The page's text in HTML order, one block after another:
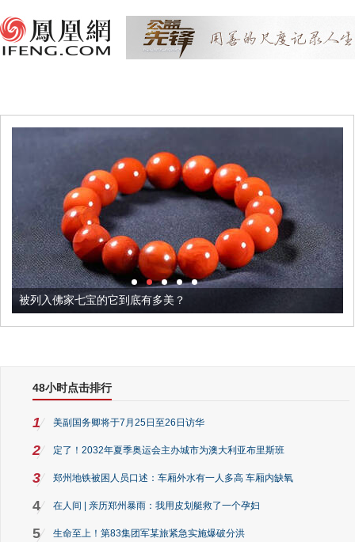
被列入佛家七宝的它到底有多美？
48小时点击排行
1 美副国务卿将于7月25日至26日访华
2 定了！2032年夏季奥运会主办城市为澳大利亚布里斯班
3 郑州地铁被困人员口述：车厢外水有一人多高 车厢内缺氧
4 在人间 | 亲历郑州暴雨：我用皮划艇救了一个孕妇
5 生命至上！第83集团军某旅紧急实施爆破分洪